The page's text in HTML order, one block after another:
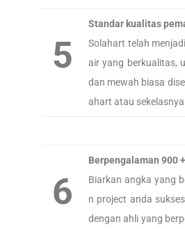
5
Standar kualitas
Solahart telah
air yang berkualitas,
dan mewah biasa
ahart atau
6
Berpengalaman 900
Biarkan angka yang
n project anda
dengan ahli yang